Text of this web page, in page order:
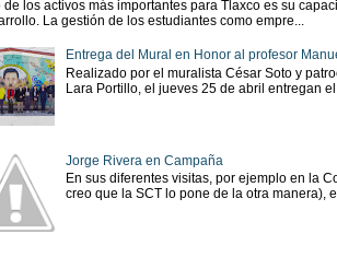
de los activos más importantes para Tlaxco es su
La gestión de los estudiantes como empre...
Entrega del Mural en Honor al profesor
Realizado por el muralista César Soto y
Lara Portillo, el jueves 25 de abril entregan el
Jorge Rivera en Campaña
En sus diferentes visitas, por ejemplo en la
creo que la SCT lo pone de la otra manera),